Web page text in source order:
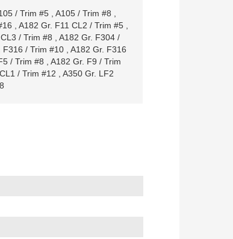
/ Trim #5, A105 / Trim #8
A182 Gr. F11 CL2 / Trim #5,
/ Trim #8
A182 Gr. F304 /
F316 / Trim #10, A182 Gr. F316
/ Trim #8
A182 Gr. F9 / Trim
/ Trim #12
A350 Gr. LF2